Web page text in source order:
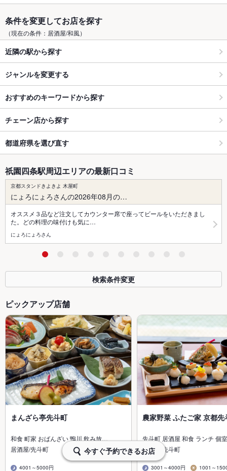
条件を変更してお店を探す
（現在の条件：居酒屋/和風）
近隣の駅から探す
ジャンルを変更する
おすすめのキーワードから探す
チェーン店から探す
都道府県を選び直す
祇園四条駅周辺エリアの最新口コミ
京都スタンドきよきよ 木屋町
にょろにょろさんの2026年08月の…
オススメ３品など注文してカウンター席で座ってビールをいただきまし
た。どの料理の味付けも気に…
にょろにょろさん
検索条件変更
ピックアップ店舗
まんざら亭先斗町
和食 町家 おばんざい 鴨川 飲み放…
居酒屋/先斗町
4001～5000円
農家野菜 ふたご家 京都先
先斗町 居酒屋 和食 ランチ 個
居酒屋/先斗町
3001～4000円 1001～
今すぐ予約できるお店